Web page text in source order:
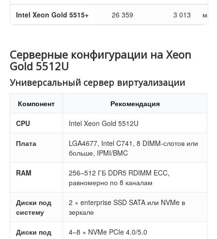
Intel Xeon Gold 5515+ 26 359 3 013
Серверные конфигурации на Xeon
Gold 5512U
Универсальный сервер виртуализации
Компонент Рекомендация
CPU Intel Xeon Gold 5512U
Плата
LGA4677, Intel C741, 8 DIMM-слотов или
больше, IPMI/BMC
RAM
256–512 ГБ DDR5 RDIMM ECC,
равномерно по 8 каналам
Диски под
систему
2 × enterprise SSD SATA или NVMe в
зеркале
Диски под
4–8 × NVMe PCIe 4.0/5.0